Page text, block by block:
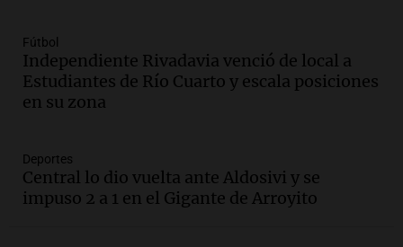
con Jujuy
Panorama Federal
Episodios
proteínas
Una mañana para todos
Episodios
Fútbol
Independiente Rivadavia venció de local a
Estudiantes de Río Cuarto y escala posiciones
en su zona
Deportes
Central lo dio vuelta ante Aldosivi y se
impuso 2 a 1 en el Gigante de Arroyito